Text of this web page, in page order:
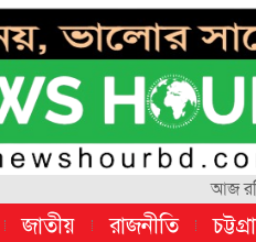
আজ
জাতীয় রাজনীতি